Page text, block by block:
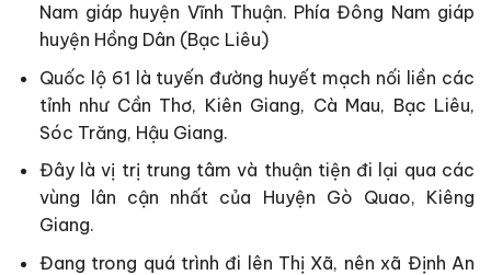
Nam giáp huyện Vĩnh Thuận. Phía Đông Nam giáp
huyện Hồng Dân (Bạc Liêu)
Quốc lộ 61 là tuyến đường huyết mạch nối liền các
tỉnh như Cần Thơ, Kiên Giang, Cà Mau, Bạc Liêu,
Sóc Trăng, Hậu Giang.
Đây là vị trị trung tâm và thuận tiện đi lại qua các
vùng lân cận nhất của Huyện Gò Quao, Kiêng
Giang.
Đang trong quá trình đi lên Thị Xã, nên xã Định An